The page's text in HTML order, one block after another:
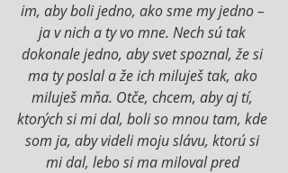
im, aby boli jedno, ako sme my jedno –
ja v nich a ty vo mne. Nech sú tak
dokonale jedno, aby svet spoznal, že si
ma ty poslal a že ich miluješ tak, ako
miluješ mňa. Otče, chcem, aby aj tí,
ktorých si mi dal, boli so mnou tam, kde
som ja, aby videli moju slávu, ktorú si
mi dal, lebo si ma miloval pred